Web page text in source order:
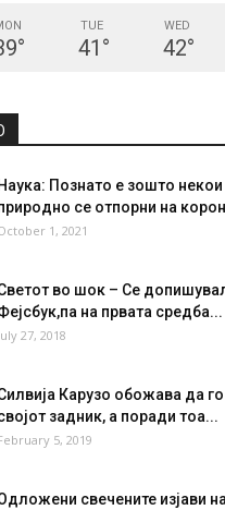
°
TUE
41 °
WED
42°
Наука: Познато е зошто некои
се отпорни на
1, 2021
во шок – Се
на првата средба...
27, 2018
Карузо обожава да
задник, а поради тоа...
5, 2019
свечените изјави